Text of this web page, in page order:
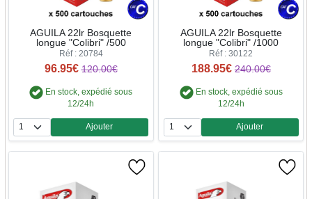
AGUILA 22lr Bosquette
longue "Colibri" /500
Réf : 20784
96.95€ 120.00€
En stock, expédié sous
12/24h
Quantité
Ajouter
AGUILA 22lr Bosquette
longue "Colibri" /1000
Réf : 30122
188.95€ 240.00€
En stock, expédié sous
12/24h
Quantité
Ajouter